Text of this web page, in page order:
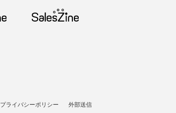
プライバシーポリシー 外部送信